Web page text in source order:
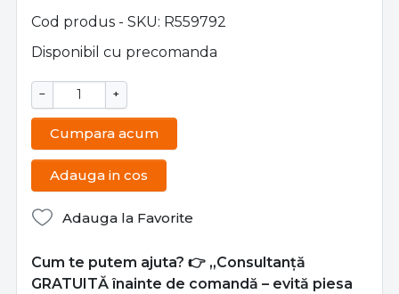
Cod produs - SKU R559792
Disponibil cu precomanda
− +
Cumpara acum
Adauga in cos
Adauga la Favorite
Cum te putem ajuta? 👉 „Consultanță
GRATUITĂ înainte de comandă – evită piesa